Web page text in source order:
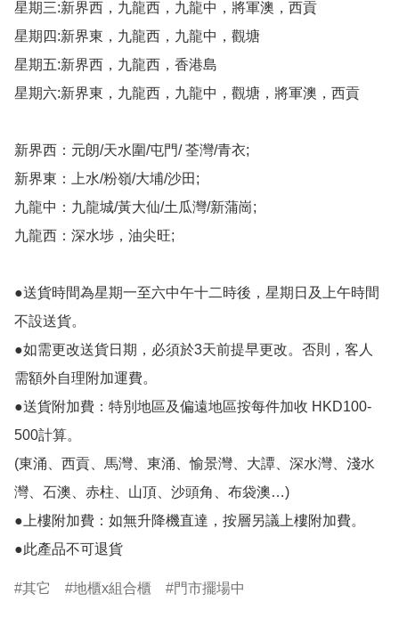
星期三:新界西，九龍西，九龍中，將軍澳，西貢
星期四:新界東，九龍西，九龍中，觀塘
星期五:新界西，九龍西，香港島
星期六:新界東，九龍西，九龍中，觀塘，將軍澳，西貢
新界西：元朗/天水圍/屯門/ 荃灣/青衣;
新界東：上水/粉嶺/大埔/沙田;
九龍中：九龍城/黃大仙/土瓜灣/新蒲崗;
九龍西：深水埗，油尖旺;
●送貨時間為星期一至六中午十二時後，星期日及上午時間
不設送貨。
●如需更改送貨日期，必須於3天前提早更改。否則，客人
需額外自理附加運費。
●送貨附加費：特別地區及偏遠地區按每件加收 HKD100-
500計算。
(東涌、西貢、馬灣、東涌、愉景灣、大譚、深水灣、淺水
灣、石澳、赤柱、山頂、沙頭角、布袋澳…)
●上樓附加費：如無升降機直達，按層另議上樓附加費。
●此產品不可退貨
其它 地櫃x組合櫃 門市擺場中